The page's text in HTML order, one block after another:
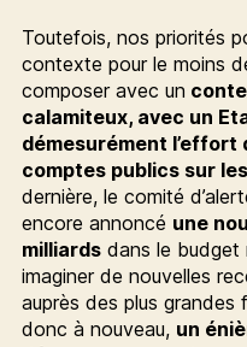
Toutefois, nos priorités
contexte pour le moins
composer avec un
calamiteux, avec un
démesurément
comptes publics sur
dernière, le comité
encore annoncé une
milliardsdans le budget
imaginer de nouvelles
auprès des plus grandes
donc à nouveau, un